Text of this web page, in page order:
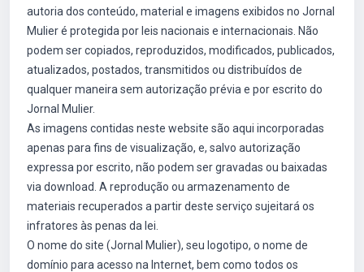
autoria dos conteúdo, material e imagens exibidos no Jornal
Mulier é protegida por leis nacionais e internacionais. Não
podem ser copiados, reproduzidos, modificados, publicados,
atualizados, postados, transmitidos ou distribuídos de
qualquer maneira sem autorização prévia e por escrito do
Jornal Mulier.
As imagens contidas neste website são aqui incorporadas
apenas para fins de visualização, e, salvo autorização
expressa por escrito, não podem ser gravadas ou baixadas
via download. A reprodução ou armazenamento de
materiais recuperados a partir deste serviço sujeitará os
infratores às penas da lei.
O nome do site (Jornal Mulier), seu logotipo, o nome de
domínio para acesso na Internet, bem como todos os